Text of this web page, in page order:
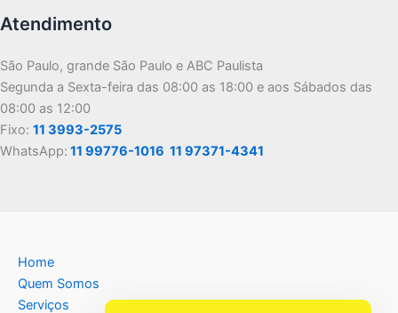
Atendimento
São Paulo, grande São Paulo e ABC Paulista
Segunda a Sexta-feira das 08:00 as 18:00 e aos Sábados das
08:00 as 12:00
Fixo: 11 3993-2575
WhatsApp: 11 99776-1016 11 97371-4341
Home
Quem Somos
Serviços